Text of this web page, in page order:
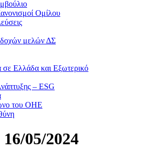
Ομίλου
μελών ΔΣ
Ελλάδα και Εξωτερικό
– ESG
του ΟΗΕ
16/05/2024